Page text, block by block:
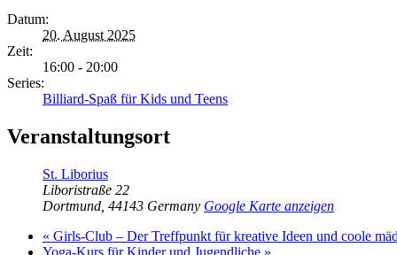
Datum:
20. August 2025
Zeit:
16:00 - 20:00
Series:
Billiard-Spaß für Kids und Teens
Veranstaltungsort
St. Liborius
Liboristraße 22
Dortmund 44143 Germany Google Karte anzeigen
« Girls-Club – Der Treffpunkt für kreative Ideen und coole
Yoga-Kurs für Kinder und Jugendliche »